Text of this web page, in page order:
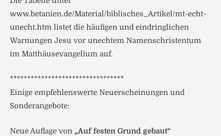
www.betanien.de/Material/biblisches_Artikel/mt-echt-
unecht.htm listet die häufigen und eindringlichen
Warnungen Jesu vor unechtem Namenschristentum
im Matthäusevangelium auf.
*********************************
Einige empfehlenswerte Neuerscheinungen und
Sonderangebote:
Neue Auflage von „Auf festen Grund gebaut“